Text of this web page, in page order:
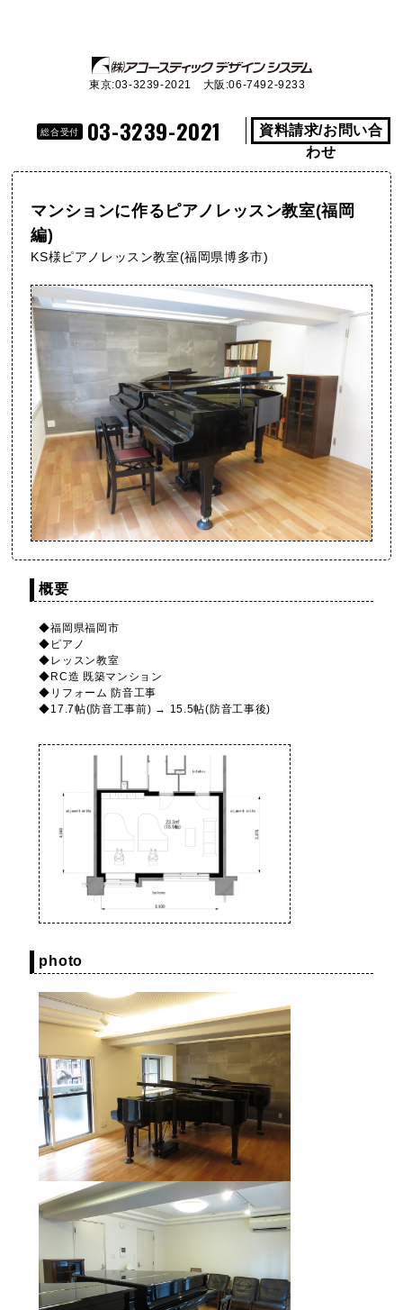
東京:03-3239-2021 大阪:06-7492-9233
総合受付 03-3239-2021
資料請求/お問い合
わせ
マンションに作るピアノレッスン教室(福岡
編)
KS様ピアノレッスン教室(福岡県博多市)
概要
◆福岡県福岡市
◆ピアノ
◆レッスン教室
◆RC造 既築マンション
◆リフォーム 防音工事
◆17.7帖(防音工事前) → 15.5帖(防音工事後)
photo